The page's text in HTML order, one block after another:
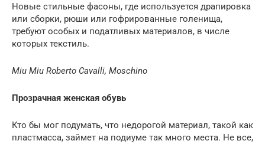
Новые стильные фасоны, где используется драпировка
или сборки, рюши или гофрированные голенища,
требуют особых и податливых материалов, в числе
которых текстиль.
Miu Miu Roberto Cavalli, Moschino
Прозрачная женская обувь
Кто бы мог подумать, что недорогой материал, такой как
пластмасса, займет на подиуме так много места. Не все,